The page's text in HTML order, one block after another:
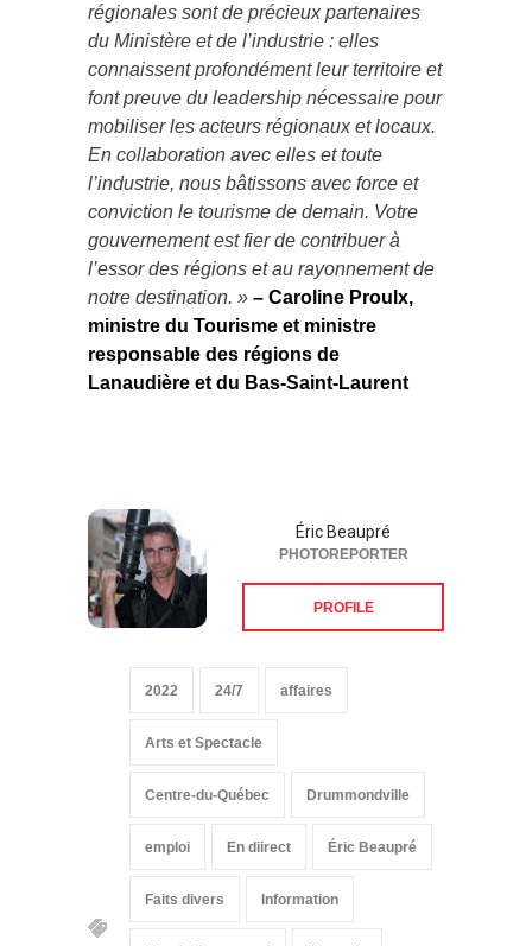
régionales sont de précieux partenaires
du Ministère et de l’industrie : elles
connaissent profondément leur territoire et
font preuve du leadership nécessaire pour
mobiliser les acteurs régionaux et locaux.
En collaboration avec elles et toute
l’industrie, nous bâtissons avec force et
conviction le tourisme de demain. Votre
gouvernement est fier de contribuer à
l’essor des régions et au rayonnement de
notre destination. » – Caroline Proulx,
ministre du Tourisme et ministre
responsable des régions de
Lanaudière et du Bas-Saint-Laurent
Éric Beaupré
PHOTOREPORTER
PROFILE
2022 24/7 affaires
Arts et Spectacle
Centre-du-Québec Drummondville
emploi En diirect Éric Beaupré
Faits divers Information